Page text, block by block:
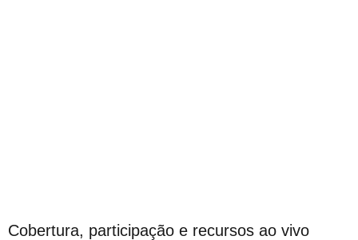
Cobertura, participação e recursos ao vivo